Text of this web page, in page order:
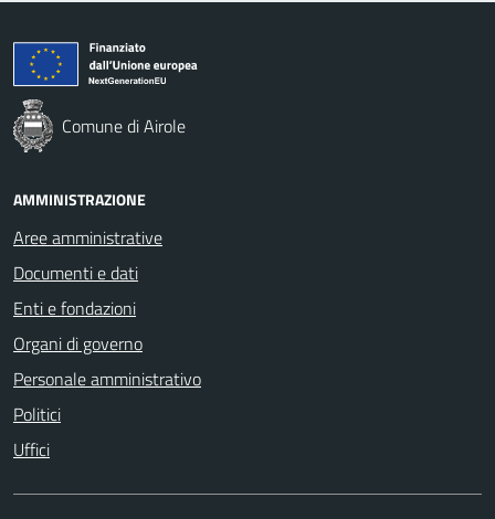
Comune di Airole
AMMINISTRAZIONE
Aree amministrative
Documenti e dati
Enti e fondazioni
Organi di governo
Personale amministrativo
Politici
Uffici